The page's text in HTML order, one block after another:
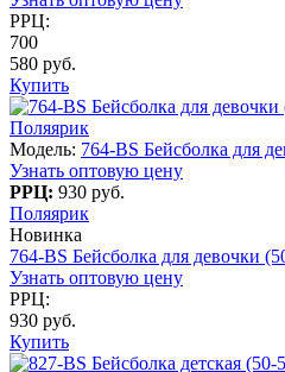
РРЦ:
700
580 руб.
Купить
Поляярик
Модель: 764-BS Бейсболка для
Узнать оптовую цену
РРЦ: 930 руб.
Поляярик
Новинка
764-BS Бейсболка для девочки
Узнать оптовую цену
РРЦ:
930 руб.
Купить